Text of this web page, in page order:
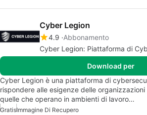
Cyber Legion
4.9 Abbonamento
Cyber Legion: Piattaforma di
Download per
Cyber Legion è una piattaforma di
rispondere alle esigenze delle
quelle che operano in ambienti di lavoro…
GratisImmagine Di Recupero